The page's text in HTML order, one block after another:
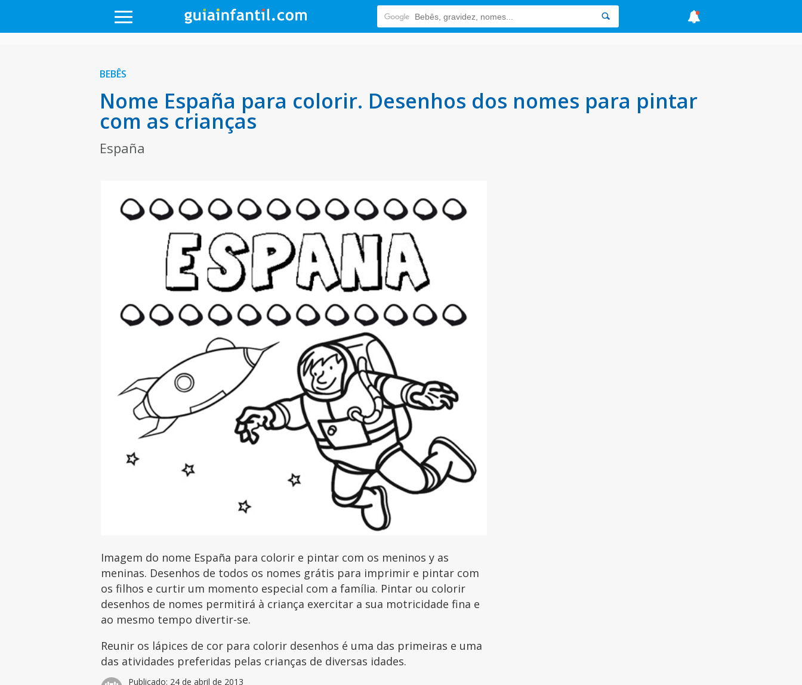
BEBÊS
Nome España para colorir. Desenhos dos nomes para pintar
com as crianças
España
Imagem do nome España para colorir e pintar com os meninos y as
meninas. Desenhos de todos os nomes grátis para imprimir e pintar com
os filhos e curtir um momento especial com a família. Pintar ou colorir
desenhos de nomes permitirá à criança exercitar a sua motricidade fina e
ao mesmo tempo divertir-se.
Reunir os lápices de cor para colorir desenhos é uma das primeiras e uma
das atividades preferidas pelas crianças de diversas idades.
Publicado: 24 de abril de 2013